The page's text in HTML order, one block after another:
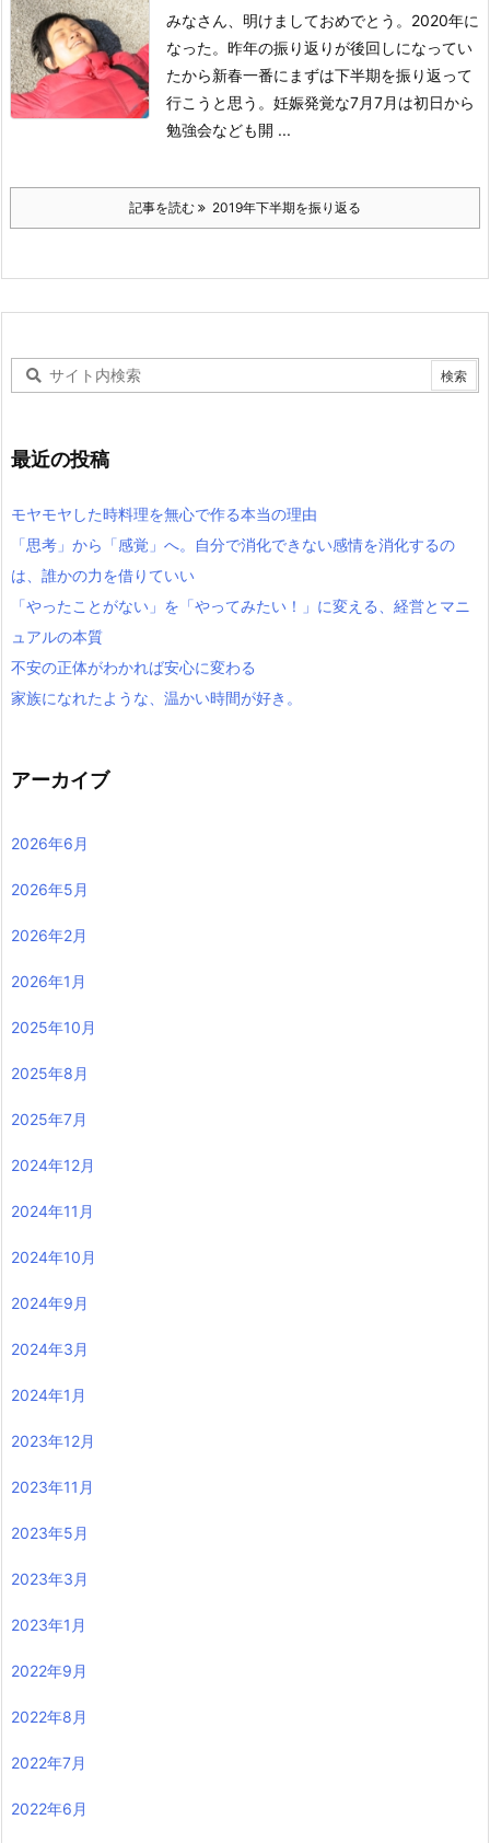
みなさん、明けましておめでとう。 2020年に
なった。 昨年の振り返りが後回しになってい
たから新春一番にまずは下半期を振り返って
行こうと思う。 妊娠発覚な7月7月は初日から
勉強会なども開 ...
記事を読む 2019年下半期を振り返る
最近の投稿
モヤモヤした時料理を無心で作る本当の理由
「思考」から「感覚」へ。自分で消化できない感情を消化するの
は、誰かの力を借りていい
「やったことがない」を「やってみたい！」に変える、経営とマニ
ュアルの本質
不安の正体がわかれば安心に変わる
家族になれたような、温かい時間が好き。
アーカイブ
2026年6月
2026年5月
2026年2月
2026年1月
2025年10月
2025年8月
2025年7月
2024年12月
2024年11月
2024年10月
2024年9月
2024年3月
2024年1月
2023年12月
2023年11月
2023年5月
2023年3月
2023年1月
2022年9月
2022年8月
2022年7月
2022年6月